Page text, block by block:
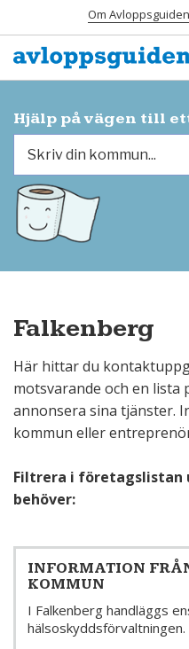
Om Avloppsguiden
Hjälp på vägen till
Falkenberg
Här hittar du
motsvarande och en
annonsera sina tjänster.
kommun eller
Filtrera i
behöver:
INFORMATION
KOMMUN
I Falkenberg handläggs
hälsoskyddsförvaltningen.